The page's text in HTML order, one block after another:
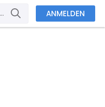
ANMELDEN